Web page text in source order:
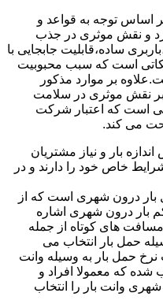
بر اساس توجه به قواعد و
و نقش موثری در جذب
ساده،قابلیت جابجایی با
است که سبب محبوبیت
بر موارد مذکور
نقش موثری در سلامت
است که اعتبار شرکت
می کند.
بار و نیاز مشتریان
خاص خود را دارند و در
بار درون شهری است که از
بار درون شهری اشاره
های کوتاه از جمله
حمل بار انتخاب می
حمل بار به وسیله وانت
که معمولا افراد و
وانت بار را انتخاب